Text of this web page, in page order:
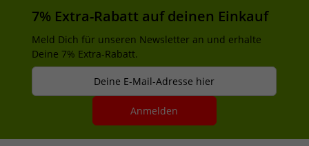
7% Extra-Rabatt auf deinen Einkauf
Meld Dich für unseren Newsletter an und erhalte
Deine 7% Extra-Rabatt.
Deine E-Mail-Adresse hier
Anmelden